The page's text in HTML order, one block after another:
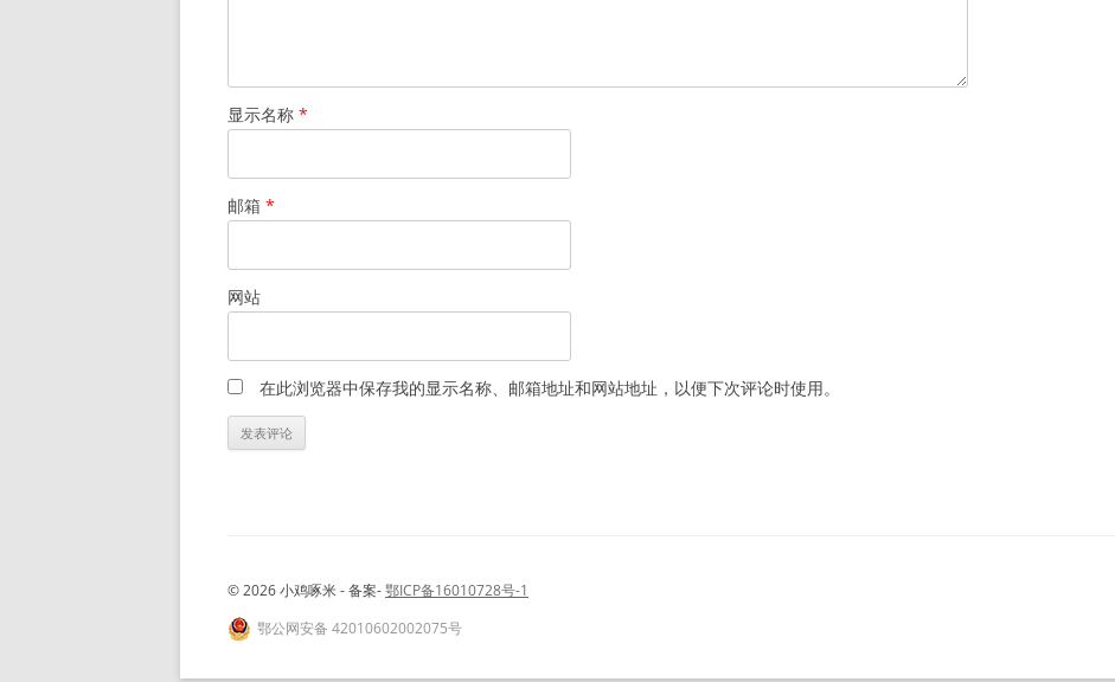
显示名称 *
邮箱 *
网站
在此浏览器中保存我的显示名称、邮箱地址和网站地址，以便下次评论时使用。
© 2026 小鸡啄米 - 备案-鄂ICP备16010728号-1
鄂公网安备 42010602002075号